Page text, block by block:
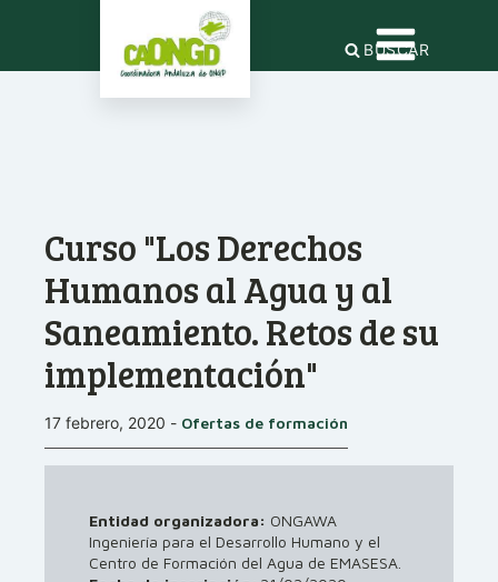
BUSCAR
Curso "Los Derechos
Humanos al Agua y al
Saneamiento. Retos de su
implementación"
17 febrero, 2020 - Ofertas de formación
Entidad organizadora: ONGAWA
Ingeniería para el Desarrollo Humano y el
Centro de Formación del Agua de EMASESA.